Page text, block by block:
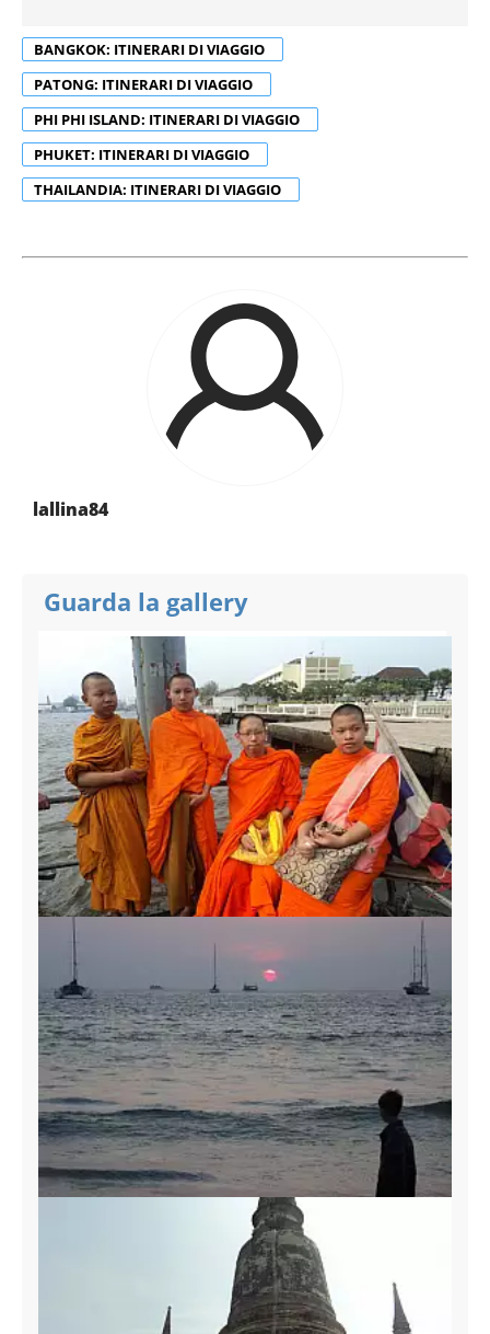
BANGKOK: ITINERARI DI VIAGGIO
PATONG: ITINERARI DI VIAGGIO
PHI PHI ISLAND: ITINERARI DI VIAGGIO
PHUKET: ITINERARI DI VIAGGIO
THAILANDIA: ITINERARI DI VIAGGIO
lallina84
Guarda la gallery